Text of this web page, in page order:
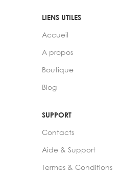
LIENS UTILES
Accueil
A propos
Boutique
Blog
SUPPORT
Contacts
Aide & Support
Termes & Conditions